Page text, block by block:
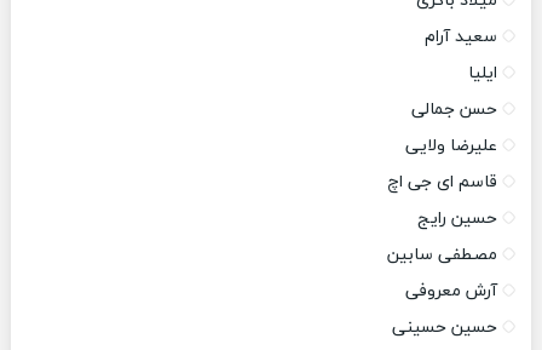
سعید آرام
ایلیا
حسن جمالی
علیرضا ولایی
قاسم ای جی اچ
حسین رایج
مصطفی سابین
آرش معروفی
حسین حسینی